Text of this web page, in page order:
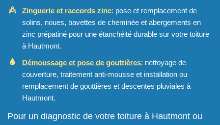
Zinguerie et raccords zinc: pose et remplacement de
solins, noues, bavettes de cheminée et abergements en
zinc prépatiné pour une étanchéité durable sur votre toiture
à Hautmont.
Démoussage et pose de gouttières: nettoyage de
couverture, traitement anti-mousse et installation ou
remplacement de gouttières et descentes pluviales à
Hautmont.
Pour un diagnostic de votre toiture à Hautmont ou